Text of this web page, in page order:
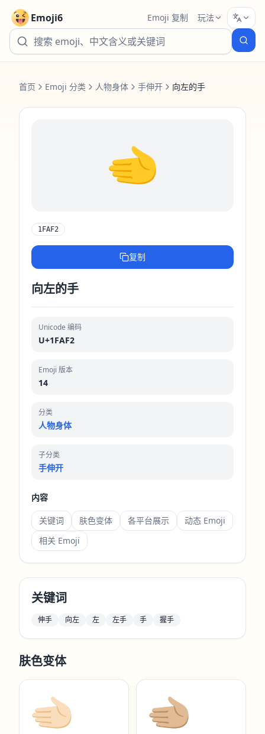
Emoji6 Emoji 复制 玩法
首页 Emoji 分类 人物身体 手伸开 向左的手
🫲
1FAF2
复制
向左的手
Unicode 编码
U+1FAF2
Emoji 版本
14
分类
人物身体
子分类
手伸开
内容
关键词 肤色变体 各平台展示
动态 Emoji
相关 Emoji
关键词
伸手 向左 左 左手 手 握手
肤色变体
🫲🏻 🫲🏼